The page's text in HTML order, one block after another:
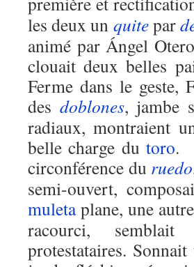
les deux un quitepar
animé par Ángel
clouait deux belles
Ferme dans le geste,
des doblones, jambe
radiaux, montraient
belle charge du toro.
circonférence du ruedo
semi-ouvert,
muletaplane, une
racourci,
protestataires.